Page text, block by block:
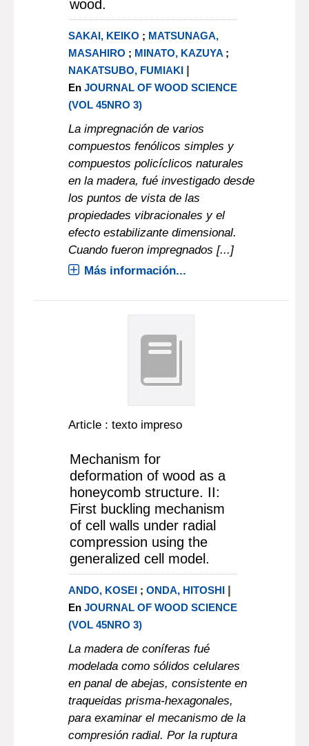
wood.
SAKAI, KEIKO ; MATSUNAGA,
MASAHIRO ; MINATO, KAZUYA;
NAKATSUBO, FUMIAKI |
En JOURNAL OF WOOD SCIENCE
(VOL 45NRO 3)
La impregnación de varios
compuestos fenólicos simples y
compuestos policíclicos naturales
en la madera, fué investigado desde
los puntos de vista de las
propiedades vibracionales y el
efecto estabilizante dimensional.
Cuando fueron impregnados [...]
Más información...
Article : texto impreso
Mechanism for
deformation of wood as a
honeycomb structure. II:
First buckling mechanism
of cell walls under radial
compression using the
generalized cell model.
ANDO, KOSEI; ONDA, HITOSHI |
En JOURNAL OF WOOD SCIENCE
(VOL 45NRO 3)
La madera de coníferas fué
modelada como sólidos celulares
en panal de abejas, consistente en
traqueidas prisma-hexagonales,
para examinar el mecanismo de la
compresión radial. Por la ruptura